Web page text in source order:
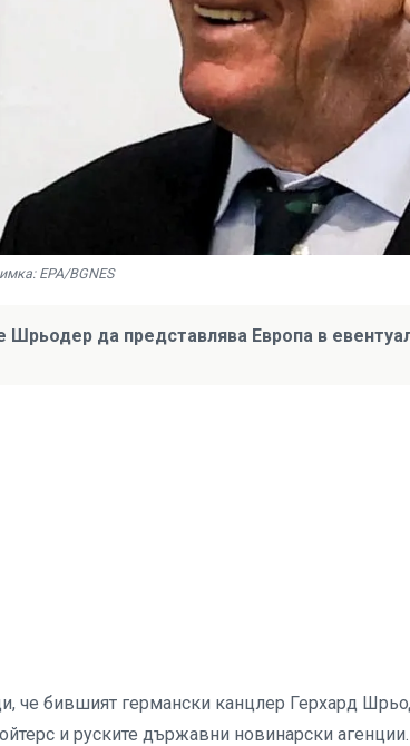
EPA/BGNES
Шрьодер да представлява Европа в
че бившият германски канцлер Герхард
и руските държавни новинарски агенции.